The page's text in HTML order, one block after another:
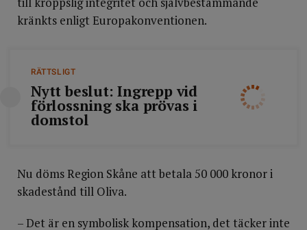
kränkts enligt Europakonventionen.
RÄTTSLIGT
Nytt beslut: Ingrepp vid
förlossning ska prövas i
domstol
Nu döms Region Skåne att betala 50 000 kronor i
skadestånd till Oliva.
– Det är en symbolisk kompensation, det täcker inte